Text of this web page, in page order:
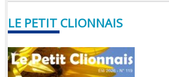
LE PETIT CLIONNAIS